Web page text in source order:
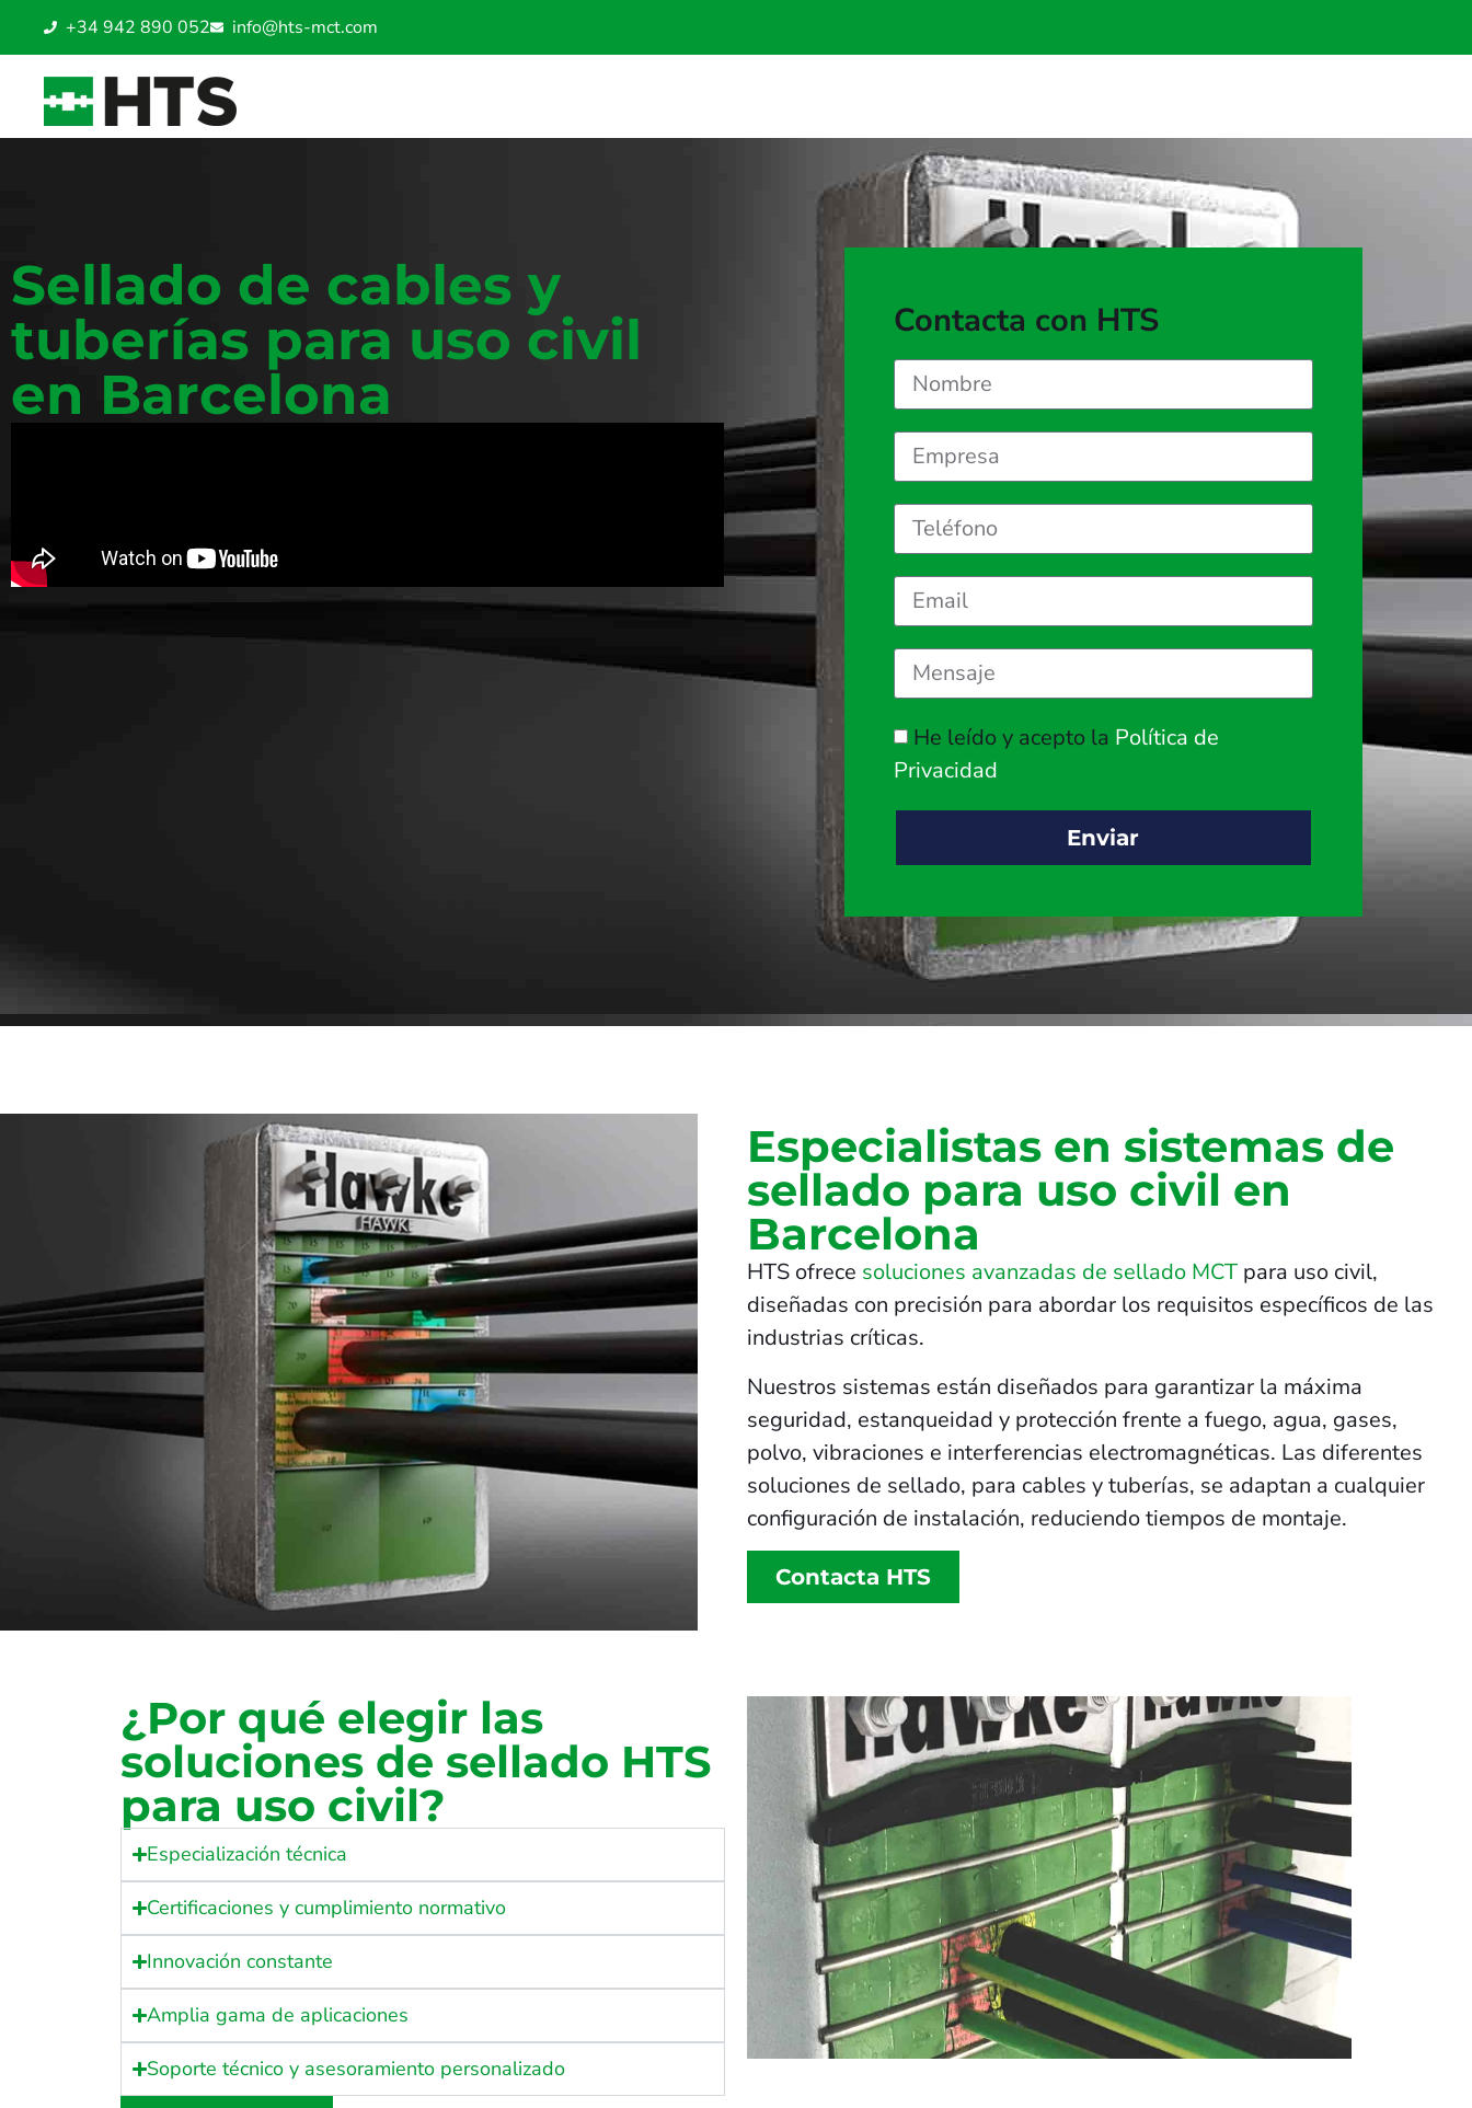
+34 942 890 052 info@hts-mct.com
Sellado de cables y
tuberías para uso civil
en Barcelona
Contacta con HTS
He leído y acepto la Política de
Privacidad
Enviar
Especialistas en sistemas de
sellado para uso civil en
Barcelona
HTS ofrece soluciones avanzadas de sellado MCT para uso civil,
diseñadas con precisión para abordar los requisitos específicos de las
industrias críticas.
Nuestros sistemas están diseñados para garantizar la máxima
seguridad, estanqueidad y protección frente a fuego, agua, gases,
polvo, vibraciones e interferencias electromagnéticas. Las diferentes
soluciones de sellado, para cables y tuberías, se adaptan a cualquier
configuración de instalación, reduciendo tiempos de montaje.
Contacta HTS
¿Por qué elegir las
soluciones de sellado HTS
para uso civil?
Especialización técnica
Certificaciones y cumplimiento normativo
Innovación constante
Amplia gama de aplicaciones
Soporte técnico y asesoramiento personalizado